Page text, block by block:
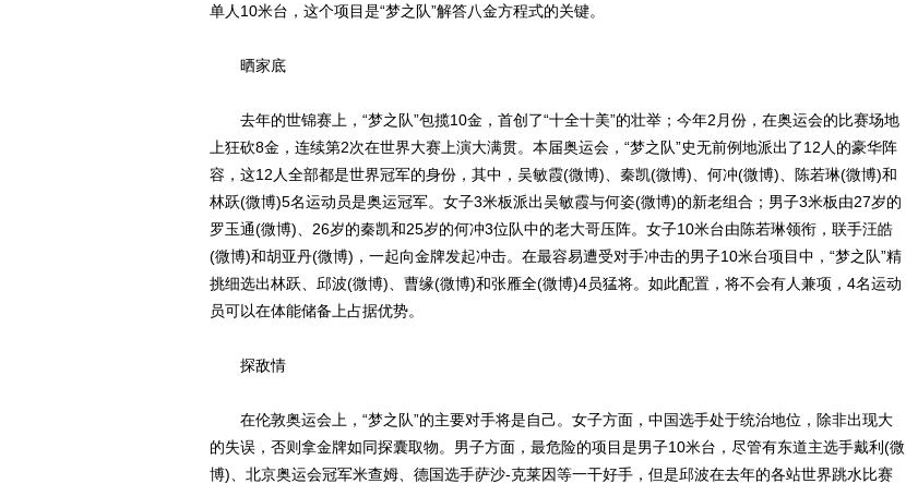
单人10米台，这个项目是“梦之队”解答八金方程式的关键。
晒家底
去年的世锦赛上，“梦之队”包揽10金，首创了“十全十美”的壮举；今年2月份，在奥运会的比赛场地
上狂砍8金，连续第2次在世界大赛上演大满贯。本届奥运会，“梦之队”史无前例地派出了12人的豪华阵
容，这12人全部都是世界冠军的身份，其中，吴敏霞(微博)、秦凯(微博)、何冲(微博)、陈若琳(微博)和
林跃(微博)5名运动员是奥运冠军。女子3米板派出吴敏霞与何姿(微博)的新老组合；男子3米板由27岁的
罗玉通(微博)、26岁的秦凯和25岁的何冲3位队中的老大哥压阵。女子10米台由陈若琳领衔，联手汪皓
(微博)和胡亚丹(微博)，一起向金牌发起冲击。在最容易遭受对手冲击的男子10米台项目中，“梦之队”精
挑细选出林跃、邱波(微博)、曹缘(微博)和张雁全(微博)4员猛将。如此配置，将不会有人兼项，4名运动
员可以在体能储备上占据优势。
探敌情
在伦敦奥运会上，“梦之队”的主要对手将是自己。女子方面，中国选手处于统治地位，除非出现大
的失误，否则拿金牌如同探囊取物。男子方面，最危险的项目是男子10米台，尽管有东道主选手戴利(微
博)、北京奥运会冠军米查姆、德国选手萨沙-克莱因等一干好手，但是邱波在去年的各站世界跳水比赛